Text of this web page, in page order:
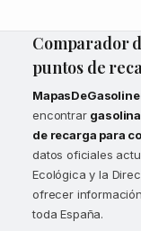
Comparador
puntos de
encontrar
de recarga para
datos oficiales
Ecológica y la
ofrecer
toda España.